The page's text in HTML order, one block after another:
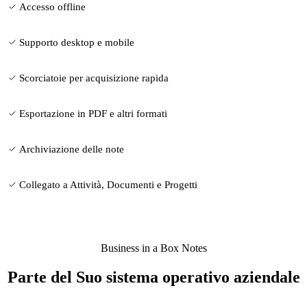
Accesso offline
Supporto desktop e mobile
Scorciatoie per acquisizione rapida
Esportazione in PDF e altri formati
Archiviazione delle note
Collegato a Attività, Documenti e Progetti
Business in a Box Notes
Parte del Suo sistema operativo aziendale